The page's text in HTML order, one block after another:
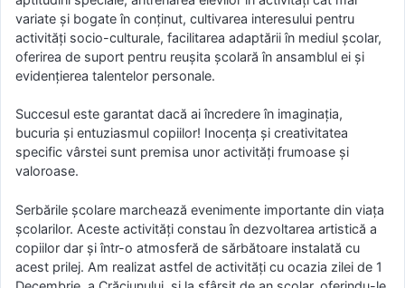
variate şi bogate în conţinut, cultivarea interesului pentru
activităţi socio-culturale, facilitarea adaptării în mediul şcolar,
oferirea de suport pentru reuşita şcolară în ansamblul ei şi
evidenţierea talentelor personale.
Succesul este garantat dacă ai încredere în imaginaţia,
bucuria şi entuziasmul copiilor! Inocenţa şi creativitatea
specific vârstei sunt premisa unor activităţi frumoase şi
valoroase.
Serbările școlare marchează evenimente importante din viața
școlarilor. Aceste activități constau în dezvoltarea artistică a
copiilor dar și într-o atmosferă de sărbătoare instalată cu
acest prilej. Am realizat astfel de activități cu ocazia zilei de 1